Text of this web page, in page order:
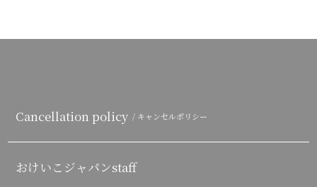
Cancellation policy / キャンセルポリシー
おけいこジャパンstaff